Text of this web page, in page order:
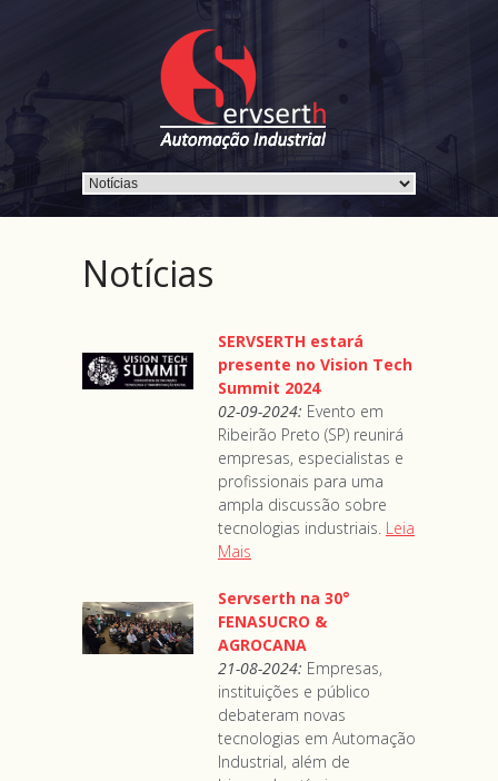
Notícias
SERVSERTH estará
presente no Vision Tech
Summit 2024
02-09-2024: Evento em
Ribeirão Preto (SP) reunirá
empresas, especialistas e
profissionais para uma
ampla discussão sobre
tecnologias industriais. Leia
Mais
Servserth na 30°
FENASUCRO &
AGROCANA
21-08-2024: Empresas,
instituições e público
debateram novas
tecnologias em Automação
Industrial, além de